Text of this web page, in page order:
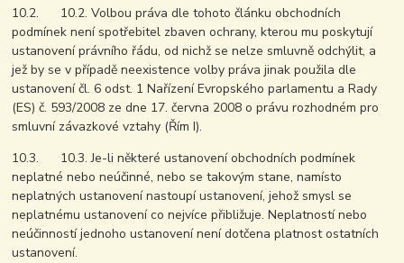
10.2. 10.2. Volbou práva dle tohoto článku obchodních
podmínek není spotřebitel zbaven ochrany, kterou mu poskytují
ustanovení právního řádu, od nichž se nelze smluvně odchýlit, a
jež by se v případě neexistence volby práva jinak použila dle
ustanovení čl. 6 odst. 1 Nařízení Evropského parlamentu a Rady
(ES) č. 593/2008 ze dne 17. června 2008 o právu rozhodném pro
smluvní závazkové vztahy (Řím I).
10.3. 10.3. Je-li některé ustanovení obchodních podmínek
neplatné nebo neúčinné, nebo se takovým stane, namísto
neplatných ustanovení nastoupí ustanovení, jehož smysl se
neplatnému ustanovení co nejvíce přibližuje. Neplatností nebo
neúčinností jednoho ustanovení není dotčena platnost ostatních
ustanovení.